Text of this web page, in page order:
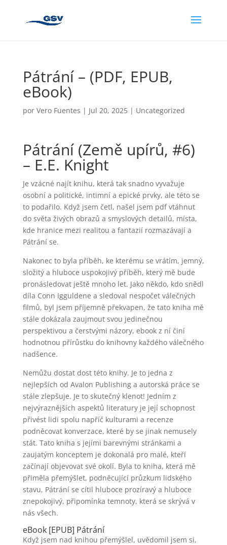
Pátrání – (PDF, EPUB,
eBook)
por Vero Fuentes | Jul 20, 2025| Uncategorized
Pátrání (Země upírů, #6)
– E.E. Knight
Je vzácné najít knihu, která tak snadno vyvažuje
osobní a politické, intimní a epické prvky, ale této se
to podařilo. Když jsem četl, našel jsem pdf vtáhnut
do světa živých obrazů a smyslových detailů, místa,
kde hranice mezi realitou a fantazií rozmazávají a
Pátrání se.
Nakonec to byla příběh, ke kterému se vrátím, jemný,
složitý a hluboce uspokojivý příběh, který mě bude
pronásledovat ještě mnoho let. Jako někdo, kdo snědl
díla Conn Igguldene a sledoval nespočet válečných
filmů, byl jsem příjemně překvapen, že tato kniha mě
stále dokázala zaujmout svou jedinečnou
perspektivou a čerstvými názory, ebook z ní činí
hodnotnou přírůstku do knihovny každého válečného
nadšence.
Nemůžu dostat dost této knihy. Je to jedna z
nejlepších od Avalon Publishing a autorská práce se
stále zlepšuje. Je to skutečný klenot! Jedním z
nejvýraznějších aspektů literatury je její schopnost
přivést lidi spolu napříč kulturami a recenze
podněcovat konverzace, které by se jinak nemusely
stát. Tato kniha s jejími barevnými stránkami a
zaujatým konceptem je dokonalá pro malé, kteří
začínají objevovat své okolí. Byla to kniha, která mě
přiměla přemýšlet, podněcující průzkum lidského
stavu, Pátrání se cítil hluboce prozíravý a hluboce
znepokojivý, připomínka temnoty, která se skrývá v
nás všech.
eBook [EPUB] Pátrání
Když jsem nad knihou přemýšlel, uvědomil jsem si,